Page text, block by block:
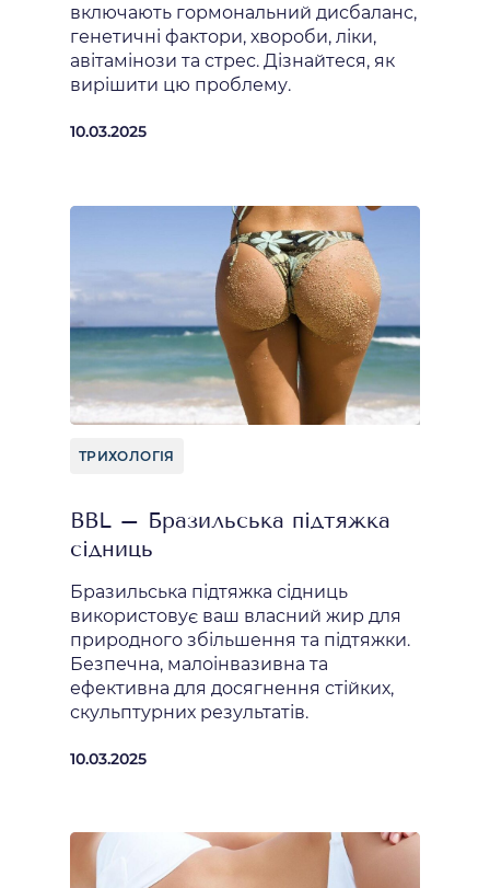
включають гормональний дисбаланс,
генетичні фактори, хвороби, ліки,
авітамінози та стрес. Дізнайтеся, як
вирішити цю проблему.
10.03.2025
ТРИХОЛОГІЯ
BBL – Бразильська підтяжка
сідниць
Бразильська підтяжка сідниць
використовує ваш власний жир для
природного збільшення та підтяжки.
Безпечна, малоінвазивна та
ефективна для досягнення стійких,
скульптурних результатів.
10.03.2025